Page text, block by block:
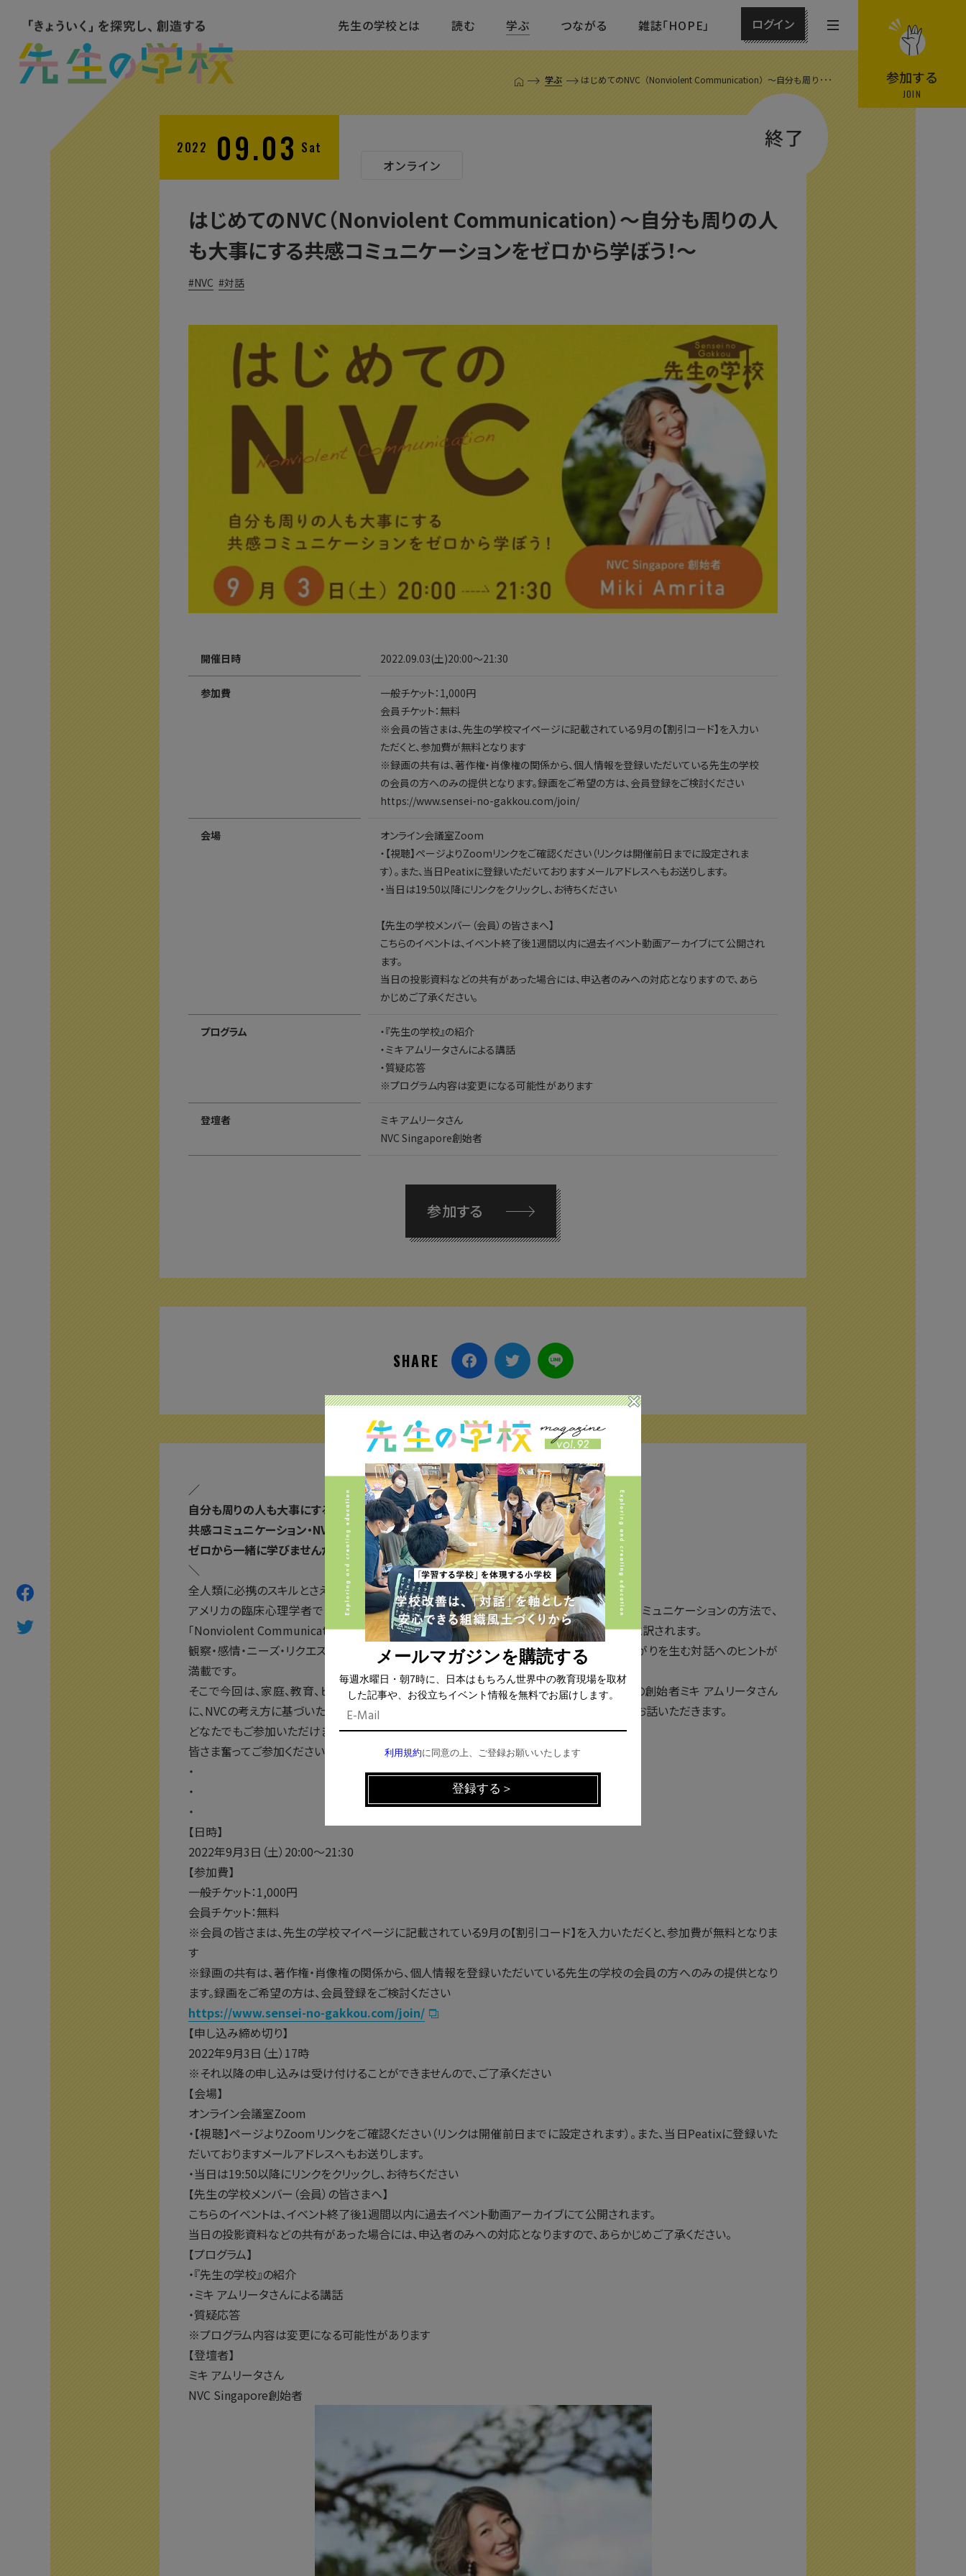
先生の学校とは 読む 学ぶ つながる 雑誌「HOPE」 ログイン
メ
ニ
ュ
開
参加する
JOIN
T
学ぶ はじめてのNVC（Nonviolent Communication）〜自分も周り･･･
2022 09.03 Sat
オンライン
終了
はじめてのNVC（Nonviolent Communication）〜自分も周りの人
も大事にする共感コミュニケーションをゼロから学ぼう！〜
NVC 対話
開催日時 2022.09.03(土)20:00〜21:30
参加費
一般チケット：1,000円
会員チケット：無料
※会員の皆さまは、先生の学校マイページに記載されている9月の【割引コード】を入力い
ただくと、参加費が無料となります
※録画の共有は、著作権・肖像権の関係から、個人情報を登録いただいている先生の学校
の会員の方へのみの提供となります。録画をご希望の方は、会員登録をご検討ください
https://www.sensei-no-gakkou.com/join/
会場
オンライン会議室Zoom
・【視聴】ページよりZoomリンクをご確認ください（リンクは開催前日までに設定されま
す）。また、当日Peatixに登録いただいておりますメールアドレスへもお送りします。
・当日は19:50以降にリンクをクリックし、お待ちください
【先生の学校メンバー（会員）の皆さまへ】
こちらのイベントは、イベント終了後1週間以内に過去イベント動画アーカイブにて公開され
ます。
当日の投影資料などの共有があった場合には、申込者のみへの対応となりますので、あら
かじめご了承ください。
プログラム
・『先生の学校』の紹介
・ミキ アムリータさんによる講話
・質疑応答
※プログラム内容は変更になる可能性があります
登壇者
ミキ アムリータさん
NVC Singapore創始者
参加する
SHARE
／
自分も周りの人も大事にする
共感コミュニケーション・NVCを
ゼロから一緒に学びませんか？
＼
全人類に必携のスキルとさえ言われ、教育業界でも注目を集めている「NVC」をご存知ですか？
アメリカの臨床心理学者であるマーシャル・ローゼンバーグ博士によって体系立てられたコミュニケーションの方法で、
「Nonviolent Communication」の略称です。日本語では、「非暴力コミュニケーション」などと訳されます。
観察・感情・ニーズ・リクエスト、4つの要素を大切にコミュニケーションをするNVCには、つながりを生む対話へのヒントが
満載です。
そこで今回は、家庭、教育、ビジネスの場にNVCを広めるため活動しているNVC Singaporeの創始者ミキ アムリータさん
に、NVCの考え方に基づいた対話の意義や可能性について、はじめて学ぶ方にも分かりやすくお話いただきます。
どなたでもご参加いただけます。
皆さま奮ってご参加ください！
・
・
・
【日時】
2022年9月3日（土）20:00〜21:30
【参加費】
一般チケット：1,000円
会員チケット：無料
※会員の皆さまは、先生の学校マイページに記載されている9月の【割引コード】を入力いただくと、参加費が無料となりま
す
※録画の共有は、著作権・肖像権の関係から、個人情報を登録いただいている先生の学校の会員の方へのみの提供となり
ます。録画をご希望の方は、会員登録をご検討ください
https://www.sensei-no-gakkou.com/join/
【申し込み締め切り】
2022年9月3日（土）17時
※それ以降の申し込みは受け付けることができませんので、ご了承ください
【会場】
オンライン会議室Zoom
・【視聴】ページよりZoomリンクをご確認ください（リンクは開催前日までに設定されます）。また、当日Peatixに登録いた
だいておりますメールアドレスへもお送りします。
・当日は19:50以降にリンクをクリックし、お待ちください
【先生の学校メンバー（会員）の皆さまへ】
こちらのイベントは、イベント終了後1週間以内に過去イベント動画アーカイブにて公開されます。
当日の投影資料などの共有があった場合には、申込者のみへの対応となりますので、あらかじめご了承ください。
【プログラム】
・『先生の学校』の紹介
・ミキ アムリータさんによる講話
・質疑応答
※プログラム内容は変更になる可能性があります
【登壇者】
ミキ アムリータさん
NVC Singapore創始者
メールマガジンを購読する
毎週水曜日・朝7時に、日本はもちろん世界中の教育現場を取材
した記事や、お役立ちイベント情報を無料でお届けします。
利用規約に同意の上、ご登録お願いいたします